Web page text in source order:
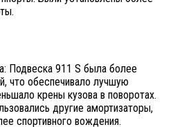
Подвеска 911 S была более
что обеспечивало лучшую
крены кузова в поворотах.
другие амортизаторы,
спортивного вождения.